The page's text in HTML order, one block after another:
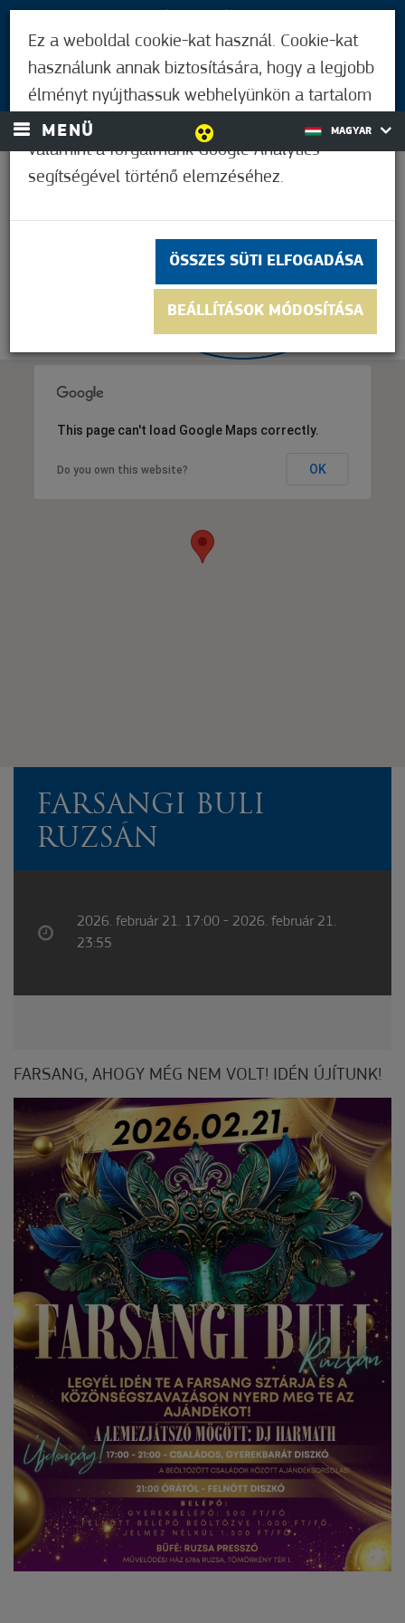
BEJELENTKEZÉS
MENÜ MAGYAR
This page can't load Google Maps correctly.
Do you own this website? OK
FARSANGI BULI
RUZSÁN
2026. február 21. 17:00 - 2026. február 21.
23:55
FARSANG, AHOGY MÉG NEM VOLT! IDÉN ÚJÍTUNK!
Ez a weboldal cookie-kat használ. Cookie-kat
használunk annak biztosítására, hogy a legjobb
élményt nyújthassuk webhelyünkön a tartalom
és a hirdetések személyre szabásához,
valamint a forgalmunk Google Analytics
segítségével történő elemzéséhez.
ÖSSZES SÜTI ELFOGADÁSA
BEÁLLÍTÁSOK MÓDOSÍTÁSA